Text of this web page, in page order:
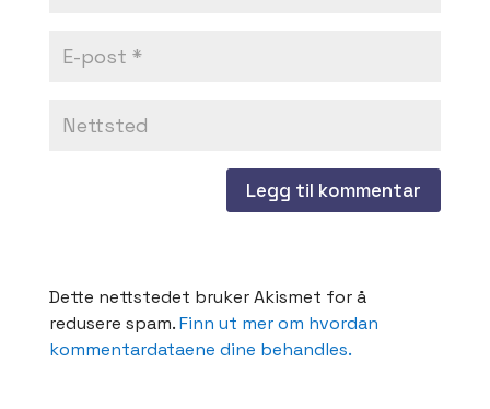
Dette nettstedet bruker Akismet for å
redusere spam.Finn ut mer om hvordan
kommentardataene dine behandles.